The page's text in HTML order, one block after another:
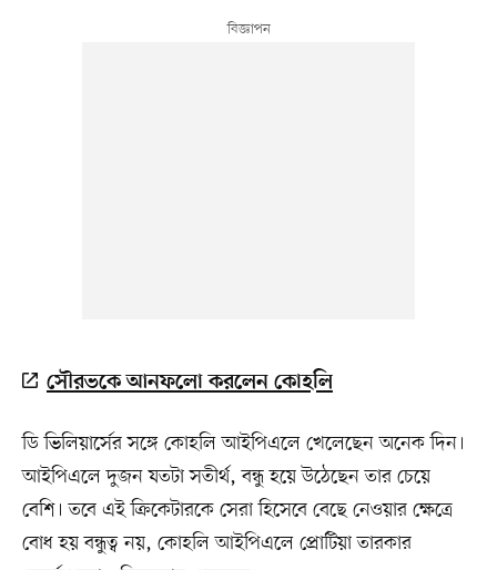
সৌরভকে আনফলো করলেন কোহলি
ডি ভিলিয়ার্সের সঙ্গে কোহলি আইপিএলে খেলেছেন অনেক দিন।
আইপিএলে দুজন যতটা সতীর্থ, বন্ধু হয়ে উঠেছেন তার চেয়ে
বেশি। তবে এই ক্রিকেটারকে সেরা হিসেবে বেছে নেওয়ার ক্ষেত্রে
বোধ হয় বন্ধুত্ব নয়, কোহলি আইপিএলে প্রোটিয়া তারকার